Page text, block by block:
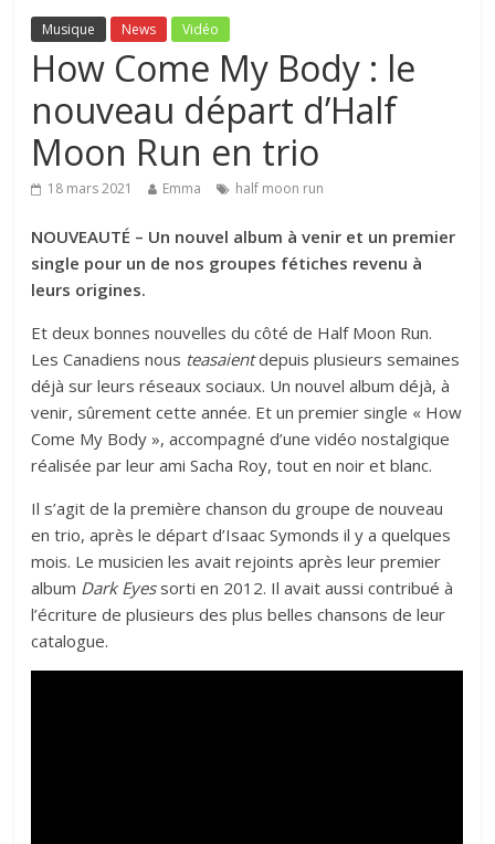
Musique News Vidéo
How Come My Body : le
nouveau départ d’Half
Moon Run en trio
18 mars 2021 Emma half moon run
NOUVEAUTÉ – Un nouvel album à venir et un premier
single pour un de nos groupes fétiches revenu à
leurs origines.
Et deux bonnes nouvelles du côté de Half Moon Run.
Les Canadiens nous teasaientdepuis plusieurs semaines
déjà sur leurs réseaux sociaux. Un nouvel album déjà, à
venir, sûrement cette année. Et un premier single « How
Come My Body », accompagné d’une vidéo nostalgique
réalisée par leur ami Sacha Roy, tout en noir et blanc.
Il s’agit de la première chanson du groupe de nouveau
en trio, après le départ d’Isaac Symonds il y a quelques
mois. Le musicien les avait rejoints après leur premier
album Dark Eyessorti en 2012. Il avait aussi contribué à
l’écriture de plusieurs des plus belles chansons de leur
catalogue.